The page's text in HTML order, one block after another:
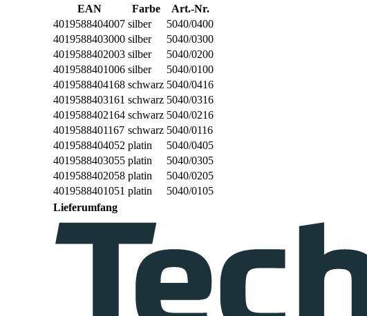
EAN Farbe
Art.-Nr.
4019588404007 silber
5040/0400
4019588403000 silber
5040/0300
4019588402003 silber
5040/0200
4019588401006 silber
5040/0100
4019588404168 schwarz 5040/0416
4019588403161 schwarz 5040/0316
4019588402164 schwarz 5040/0216
4019588401167 schwarz 5040/0116
4019588404052 platin
5040/0405
4019588403055 platin
5040/0305
4019588402058 platin
5040/0205
4019588401051 platin
5040/0105
Lieferumfang